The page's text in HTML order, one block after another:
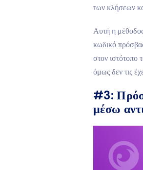
των κλήσεων
Αυτή η μέθοδος
κωδικό
στον ιστότοπο
όμως δεν τις
#3:
μέσω